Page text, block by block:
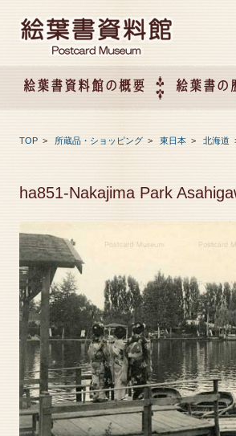
絵葉書資料館の概要 絵葉書の
TOP > 所蔵品・ショッピング > 東日本 > 北海道
ha851-Nakajima Park